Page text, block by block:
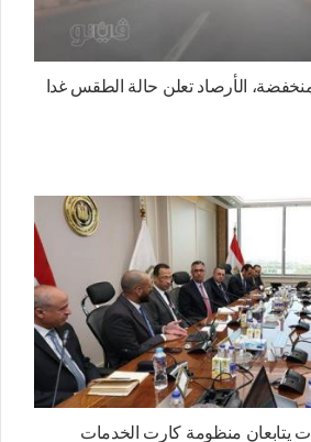
الأرصاد تعلن حالة الطقس غدا
يتابعان منظومة كارت الخدمات